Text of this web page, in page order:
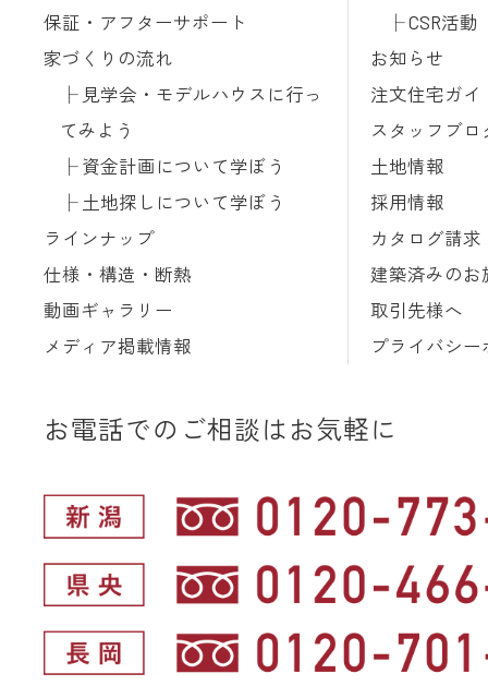
保証・アフターサポート
家づくりの流れ
見学会・モデルハウスに行っ
てみよう
資金計画について学ぼう
土地探しについて学ぼう
ラインナップ
仕様・構造・断熱
動画ギャラリー
メディア掲載情報
CSR活動
お知らせ
注文住宅ガイ
スタッフブロ
土地情報
採用情報
カタログ請求
建築済みのお
取引先様へ
プライバシー
お電話でのご相談はお気軽に